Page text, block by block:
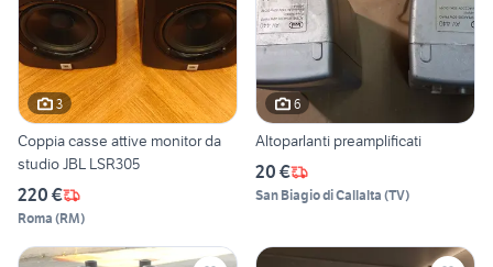
3
Coppia casse attive monitor da
studio JBL LSR305
220 €
Roma (RM)
6
Altoparlanti preamplificati
20 €
San Biagio di Callalta (TV)